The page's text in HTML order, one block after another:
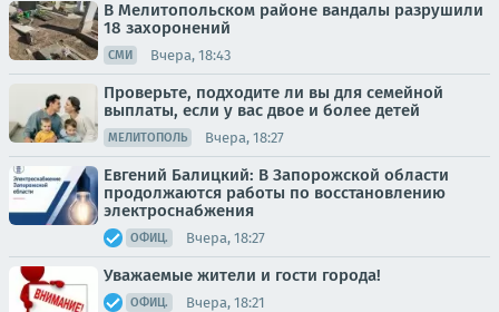
В Мелитопольском районе вандалы разрушили
18 захоронений
СМИ Вчера, 18:43
Проверьте, подходите ли вы для семейной
выплаты, если у вас двое и более детей
МЕЛИТОПОЛЬ Вчера, 18:27
Евгений Балицкий: В Запорожской области
продолжаются работы по восстановлению
электроснабжения
ОФИЦ. Вчера, 18:27
Уважаемые жители и гости города!
ОФИЦ. Вчера, 18:21